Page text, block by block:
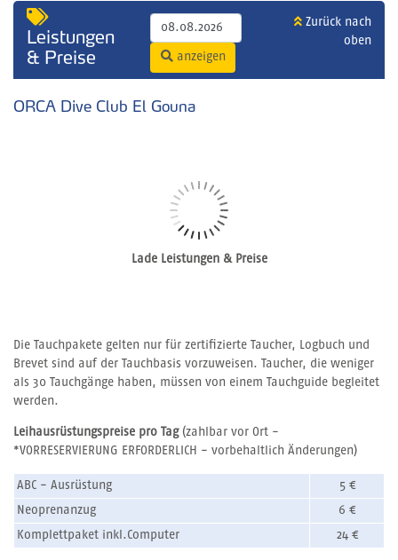
Leistungen
& Preise
anzeigen
Zurück nach
oben
ORCA Dive Club El Gouna
Lade Leistungen & Preise
Die Tauchpakete gelten nur für zertifizierte Taucher, Logbuch und
Brevet sind auf der Tauchbasis vorzuweisen. Taucher, die weniger
als 30 Tauchgänge haben, müssen von einem Tauchguide begleitet
werden.
Leihausrüstungspreise pro Tag(zahlbar vor Ort -
*VORRESERVIERUNG ERFORDERLICH - vorbehaltlich Änderungen)
ABC - Ausrüstung
5 €
Neoprenanzug
6 €
Komplettpaket inkl.Computer
24 €